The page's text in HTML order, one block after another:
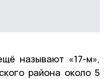
называют «17-м»,
района около 5